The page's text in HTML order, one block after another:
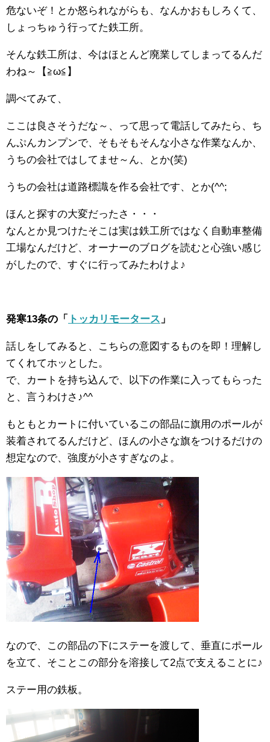
危ないぞ！とか怒られながらも、なんかおもしろくて、
しょっちゅう行ってた鉄工所。
そんな鉄工所は、今はほとんど廃業してしまってるんだ
わね～【≧ω≦】
調べてみて、
ここは良さそうだな～、って思って電話してみたら、ち
んぷんカンプンで、そもそもそんな小さな作業なんか、
うちの会社ではしてませ～ん、とか(笑)
うちの会社は道路標識を作る会社です、とか(^^;
ほんと探すの大変だったさ・・・
なんとか見つけたそこは実は鉄工所ではなく自動車整備
工場なんだけど、オーナーのブログを読むと心強い感じ
がしたので、すぐに行ってみたわけよ♪
発寒13条の「 トッカリモータース 」
話しをしてみると、こちらの意図するものを即！理解し
てくれてホッとした。
で、カートを持ち込んで、以下の作業に入ってもらった
と、言うわけさ♪^^
もともとカートに付いているこの部品に旗用のポールが
装着されてるんだけど、ほんの小さな旗をつけるだけの
想定なので、強度が小さすぎなのよ。
なので、この部品の下にステーを渡して、垂直にポール
を立て、そことこの部分を溶接して2点で支えることに♪
ステー用の鉄板。